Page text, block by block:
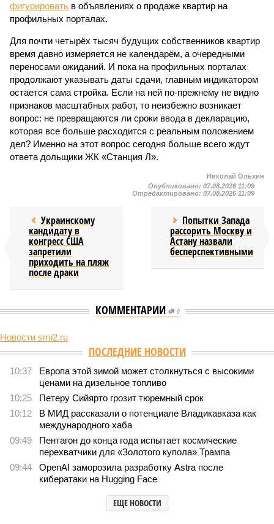
фигурировать в объявлениях о продаже квартир на
профильных порталах.
Для почти четырёх тысяч будущих собственников квартир
время давно измеряется не календарём, а очередными
переносами ожиданий. И пока на профильных порталах
продолжают указывать даты сдачи, главным индикатором
остается сама стройка. Если на ней по-прежнему не видно
признаков масштабных работ, то неизбежно возникает
вопрос: не превращаются ли сроки ввода в декларацию,
которая все больше расходится с реальным положением
дел? Именно на этот вопрос сегодня больше всего ждут
ответа дольщики ЖК «Станция Л».
Николай Ольхин
Опубликовано: 07.08.2026 11:09
Отредактировано: 07.08.2026 11:09
Украинскому
кандидату в
конгресс США
запретили
приходить на пляж
после драки
Попытки Запада
рассорить Москву и
Астану назвали
бесперспективными
КОММЕНТАРИИ 0
Новости smi2.ru
Земля уже не раз показывала человечеству свой
крутой нрав – когда покажет снова?
Земля уже не раз показывала человечеству свой крутой
нрав – когда покажет снова?
788
Последние времена
Земля уже не раз показывала человечеству свой крутой нрав – когда
покажет снова? (фото: АР-ТАСС)